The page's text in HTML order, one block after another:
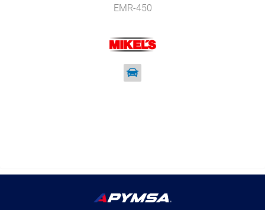
EMR-450